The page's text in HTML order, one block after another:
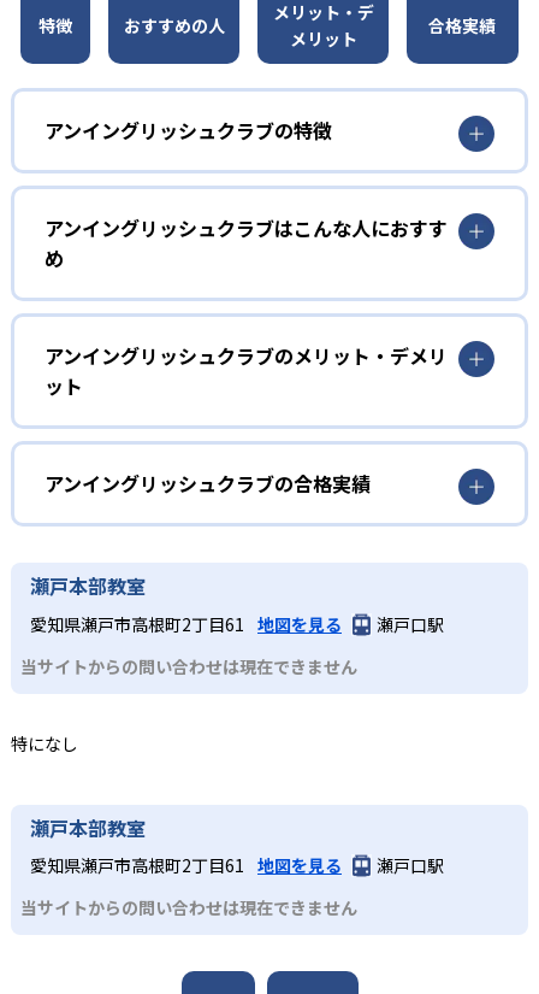
特徴 おすすめの人
メリット・デ
メリット
合格実績
アンイングリッシュクラブの特徴
1
「英語耳」トレーニング
アンイングリッシュクラブでは、「英語を英語のまま理解
する」ことを目標に、「英語耳」をつくるトレーニングを
行う。英語を「音」として覚えることを目標に、幼児〜小
学校低学年向けのWhite〜Yellowクラスでは、英語をでき
るだけたくさん聞くことに重点を置く。
フォニックス×ディクテーションで発音と理解
を強化
全クラスでフォニックスを徹底指導し、正確な発音の習得
を目指す。さらに、動画付きオリジナルテキストを使用し
際に書くアウトプットを実践。音で聞く力と文字化する理
解力を同時に鍛え「話す」「書く」「読む」「聞く」の4技
能をバランス良く向上させる。
3 選べる指導形式
日本人講師と外国人講師による授業と、日本人講師のみの
授業を隔週で実施するリレーティーチング。日本人講師と
国人講師のみのソロティーチングなど、さまざまな指導形
式が用意されている。
アンイングリッシュクラブはこんな人におすす
め
幼児
英語を「音」として吸収したい人
英語を「音」として覚えることを目標に、Whiteクラスや
Yellowクラスでは英語をできるだけたくさん聞くことに重
点を置く。
小学生
話す・聞く力を本格的に鍛えたい人
Yellow〜Redクラスではコミュニケーションに重点を置
き、英語の指示通りに体を動かすTPRやQ&A、言い換え練
習を用いたスピーキングトレーニングを実施する。段階的
す力を養う。
受験英語対策を見据えて応用力を身に付けたい人
講師のみの授業となる。英語を日本語と同じくらい話せる
水準を目指し、フリーカンバセーションを行う。大学受験
やその先にも役立つ英会話力を養う。
アンイングリッシュクラブのメリット・デメリ
ット
どんなメリットがある?
アンイングリッシュクラブでは、英語を母語感覚で習得し
ていくための授業が受けられる。リレーティーチング・ペ
アティーチング・ソロティーチングなどを選べるため、学
習目的や予算に応じて最適な授業形式を選択可能だ。フォ
ニックスやディクテーション、TPRなど多彩な学習法を組
み合わせたトレーニングで、4技能をバランス良く伸ばせ
る。
どんなデメリットがある?
の受講は難しい。ペアティーチングなどの指導形式には一
で希望する指導形式が選べない場合もある。
アンイングリッシュクラブの合格実績
アンイングリッシュクラブは合格実績を公式サイトで公開
していない。
瀬戸本部教室
愛知県瀬戸市高根町2丁目61 地図を見る
瀬戸口駅
当サイトからの問い合わせは現在できません
特になし
瀬戸本部教室
愛知県瀬戸市高根町2丁目61 地図を見る
瀬戸口駅
当サイトからの問い合わせは現在できません